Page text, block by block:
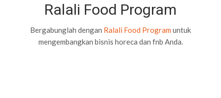
Ralali Food Program
Bergabunglah dengan Ralali Food Program untuk
mengembangkan bisnis horeca dan fnb Anda.